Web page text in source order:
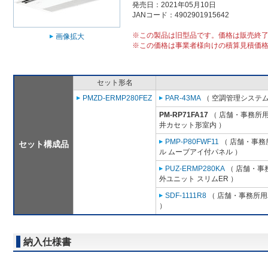
画像拡大
発売日：2021年05月10日
JANコード：4902901915642
※この製品は旧型品です。価格は販売終
※この価格は事業者様向けの積算見積価
セット構成品
セット形名
PMZD-ERMP280FEZ
PAR-43MA （ 空調管理システ
PM-RP71FA17 （ 店舗・事務所
井カセット形室内 ）
PMP-P80FWF11 （ 店舗・事
ル ムーブアイ付パネル ）
PUZ-ERMP280KA （ 店舗・
外ユニット スリムER ）
SDF-1111R8 （ 店舗・事務所
）
納入仕様書